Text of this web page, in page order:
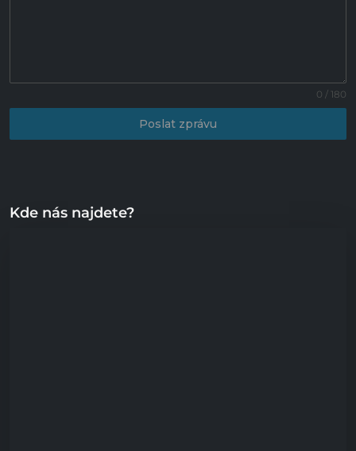
0 / 180
Poslat zprávu
Kde nás najdete?